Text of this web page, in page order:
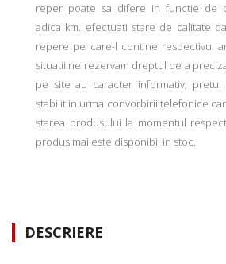
reper poate sa difere in functie de
adica km. efectuati stare de calitate
repere pe care-l contine respectivul
situatii ne rezervam dreptul de a
pe site au caracter informativ,
stabilit in urma convorbirii telefonice
starea produsului la momentul
produs mai este disponibil in stoc.
DESCRIERE